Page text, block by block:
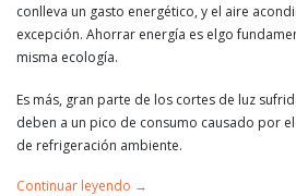
conlleva un gasto energético, y el aire
excepción. Ahorrar energía es elgo
misma ecología.
Es más, gran parte de los cortes de luz
deben a un pico de consumo causado por
de refrigeración ambiente.
Continuar leyendo →